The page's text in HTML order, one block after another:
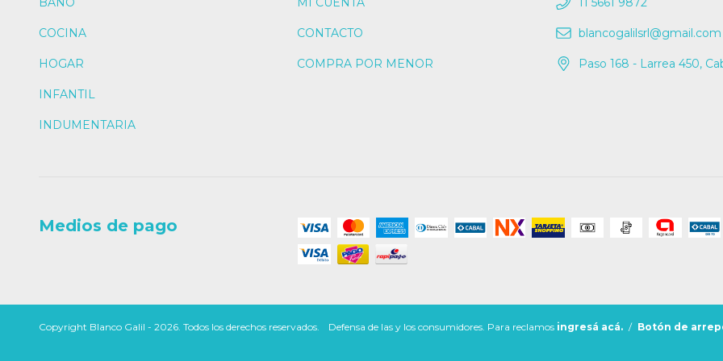
COCINA
HOGAR
INFANTIL
INDUMENTARIA
CONTACTO
COMPRA POR MENOR
blancogalilsrl@gmail.com
Paso 168 - Larrea 450,
Medios de pago
Copyright Blanco Galil - 2026. Todos los derechos reservados. Defensa de las y los consumidores. Para reclamos ingresá acá. / Botón de